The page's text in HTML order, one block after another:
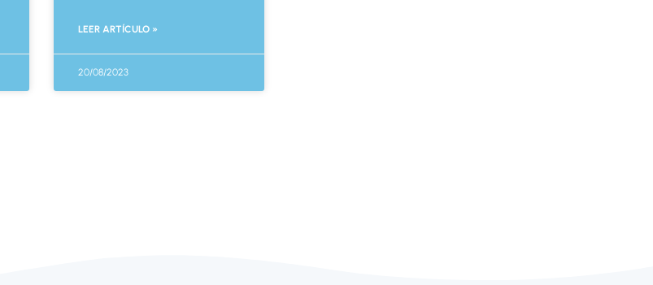
LEER ARTÍCULO »
20/08/2023